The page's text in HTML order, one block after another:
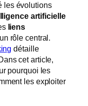
les évolutions
artificielle
liens
rôle central.
détaille
cet article,
pourquoi les
les exploiter